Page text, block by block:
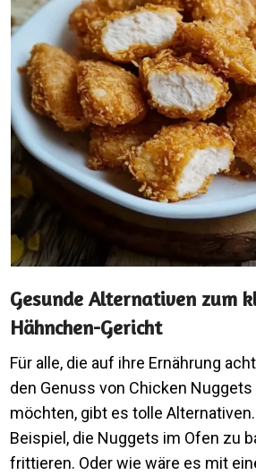
Gesunde Alternativen zum
Hähnchen-Gericht
Für alle, die auf ihre Ernährung
den Genuss von Chicken
möchten, gibt es tolle
Beispiel, die Nuggets im Ofen zu
frittieren. Oder wie wäre es mit